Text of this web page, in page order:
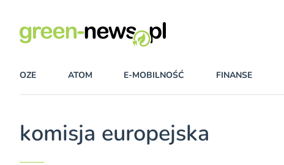
OZE ATOM E-MOBILNOŚĆ FINANSE
komisja europejska